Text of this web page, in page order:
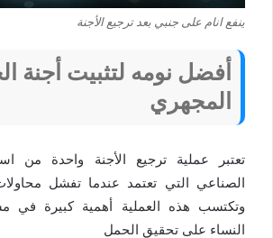
ينفع انام على جنبي بعد ترجيع الأجنة
أفضل نومه لتثبيت أجنة
المجهري
تعتبر عملية ترجيع الأجنة واحدة من
الصناعي التي تعتمد عندما تفشل
وتكتسب هذه العملية أهمية كبيرة في
النساء على تحقيق الحمل